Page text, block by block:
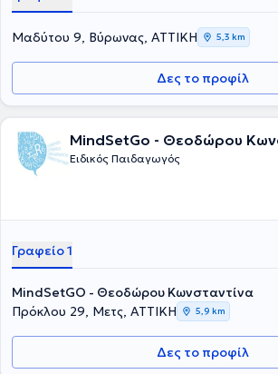
Μαδύτου 9, Βύρωνας, ΑΤΤΙΚΗ 5,3 km
Δες το προφίλ
MindSetGo - Θεοδώρου
Ειδικός Παιδαγωγός
Γραφείο 1
MindSetGO - Θεοδώρου Κωνσταντίνα
Πρόκλου 29, Μετς, ΑΤΤΙΚΗ
5,9 km
Δες το προφίλ